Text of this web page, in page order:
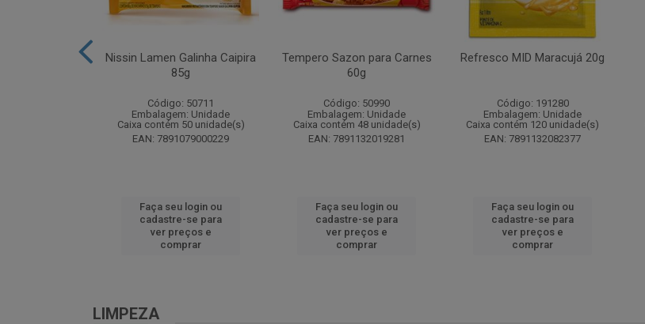
Nissin Lamen Galinha Caipira
85g
Código: 50711
Embalagem: Unidade
Caixa contém 50 unidade(s)
EAN: 7891079000229
Faça seu login ou
cadastre-se para
ver preços e
comprar
Tempero Sazon para Carnes
60g
Código: 50990
Embalagem: Unidade
Caixa contém 48 unidade(s)
EAN: 7891132019281
Faça seu login ou
cadastre-se para
ver preços e
comprar
Refresco MID Maracujá 20g
Código: 191280
Embalagem: Unidade
Caixa contém 120 unidade(s)
EAN: 7891132082377
Faça seu login ou
cadastre-se para
ver preços e
comprar
LIMPEZA